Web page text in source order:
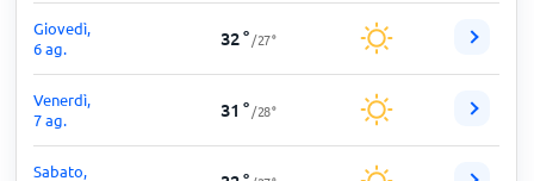
Giovedì,
6 ag.
32° /27°
Venerdì,
7 ag.
31 ° /28°
Sabato,